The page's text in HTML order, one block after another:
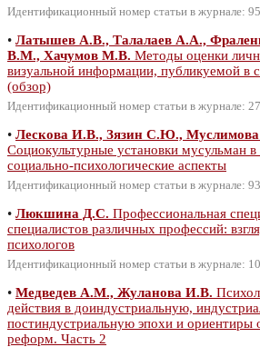
Идентификационный номер статьи в журнале:
• Латышев А.В., Талалаев А.А.,
В.М., Хачумов М.В. Методы оценки
визуальной информации, публикуемой в
(обзор)
Идентификационный номер статьи в журнале:
• Лескова И.В., Зязин С.Ю.,
Социокультурные установки мусульман
социально-психологические аспекты
Идентификационный номер статьи в журнале:
• Люкшина Д.С. Профессиональная
специалистов различных профессий:
психологов
Идентификационный номер статьи в журнале:
• Медведев А.М., Жуланова И.В.
действия в доиндустриальную,
постиндустриальную эпохи и ориентиры
реформ. Часть 2